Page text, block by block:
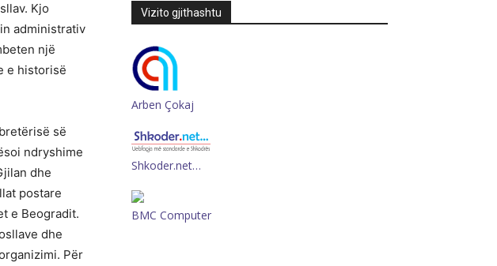
Kjo
administrativ
një
e historisë
së
ndryshime
dhe
postare
e Beogradit.
dhe
Për
Vizito gjithashtu
Arben Çokaj
Shkoder.net…
BMC Computer